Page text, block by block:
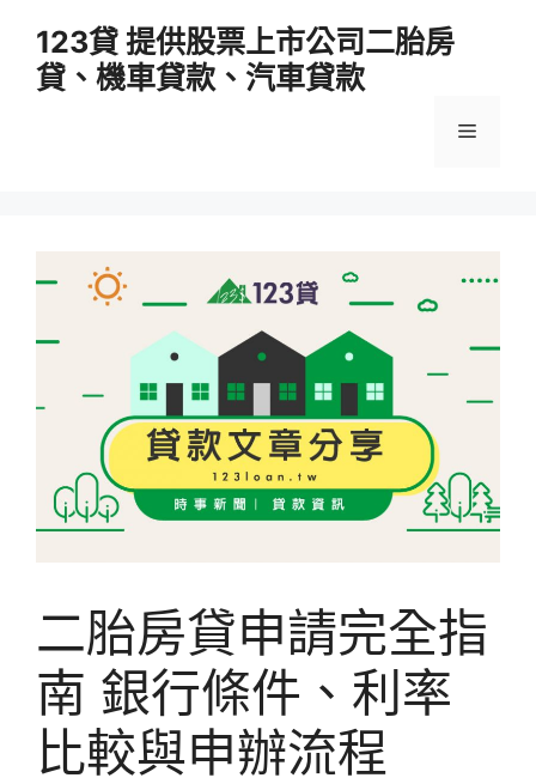
123貸 提供股票上市公司二胎房
貸、機車貸款、汽車貸款
選
二胎房貸申請完全指
南 銀行條件、利率
比較與申辦流程